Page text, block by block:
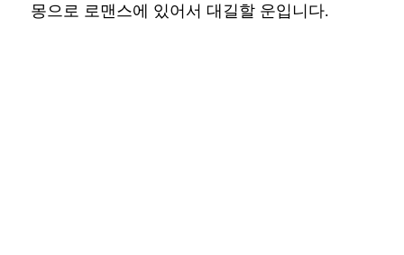
몽으로 로맨스에 있어서 대길할 운입니다.